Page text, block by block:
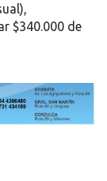
$340.000 de